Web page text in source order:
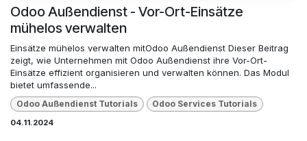
Odoo Außendienst - Vor-Ort-Einsätze
mühelos verwalten
Einsätze mühelos verwalten mitOdoo Außendienst Dieser Beitrag
zeigt, wie Unternehmen mit Odoo Außendienst ihre Vor-Ort-
Einsätze effizient organisieren und verwalten können. Das Modul
bietet umfassende...
Odoo Außendienst Tutorials Odoo Services Tutorials
04.11.2024